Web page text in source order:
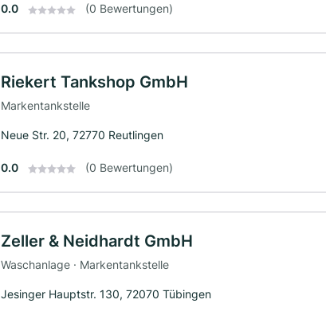
0.0 (0 Bewertungen)
Riekert Tankshop GmbH
Markentankstelle
Neue Str. 20, 72770 Reutlingen
0.0 (0 Bewertungen)
Zeller & Neidhardt GmbH
Waschanlage · Markentankstelle
Jesinger Hauptstr. 130, 72070 Tübingen